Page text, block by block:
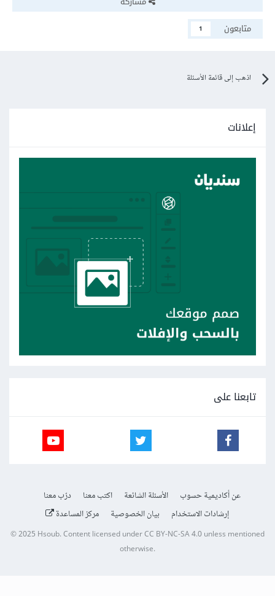
متابعون
1
اذهب إلى قائمة الأسئلة
إعلانات
تابعنا على
عن أكاديمية حسوب الأسئلة الشائعة اكتب معنا
درّب معنا
إرشادات الاستخدام
بيان الخصوصية مركز المساعدة
© 2025Hsoub.Content licensed underCC BY-NC-SA 4.0unless mentioned
otherwise.